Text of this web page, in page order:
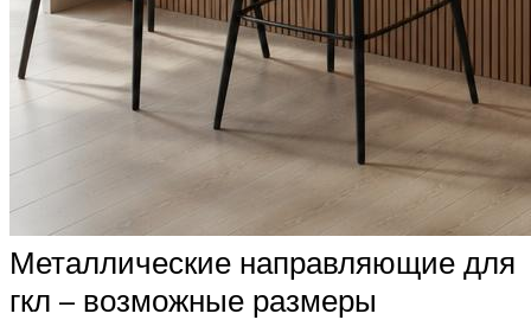
Металлические направляющие для
гкл – возможные размеры